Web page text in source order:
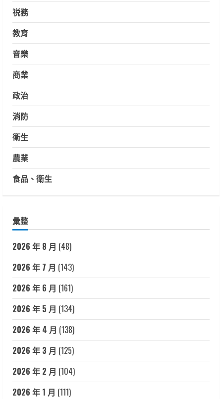
祱務
教育
音樂
商業
政治
消防
衛生
農業
食品、衛生
彙整
2026 年 8 月 (48)
2026 年 7 月 (143)
2026 年 6 月 (161)
2026 年 5 月 (134)
2026 年 4 月 (138)
2026 年 3 月 (125)
2026 年 2 月 (104)
2026 年 1 月 (111)